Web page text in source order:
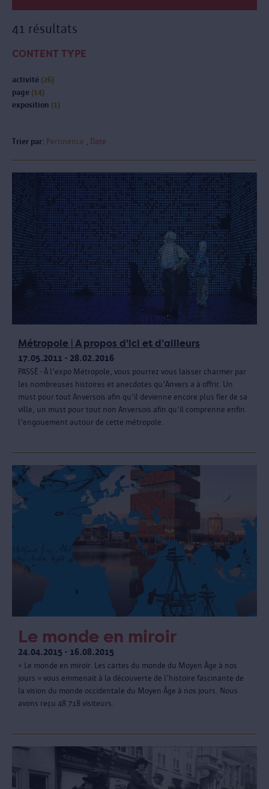
41 résultats
CONTENT TYPE
activité (26)
page (14)
exposition (1)
Trier par: Pertinence Date
Métropole | A propos d'ici et d'ailleurs
17.05.2011 - 28.02.2016
PASSÉ - À l'expo Métropole, vous pourrez vous laisser charmer par
les nombreuses histoires et anecdotes qu'Anvers a à offrir. Un
must pour tout Anversois afin qu'il devienne encore plus fier de sa
ville, un must pour tout non Anversois afin qu'il comprenne enfin
l'engouement autour de cette métropole.
Le monde en miroir
24.04.2015 - 16.08.2015
« Le monde en miroir. Les cartes du monde du Moyen Âge à nos
jours » vous emmenait à la découverte de l'histoire fascinante de
la vision du monde occidentale du Moyen Âge à nos jours. Nous
avons reçu 48 718 visiteurs.